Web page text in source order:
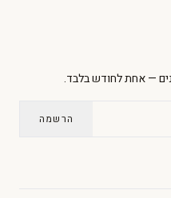
— אחת לחודש בלבד.
הרשמה